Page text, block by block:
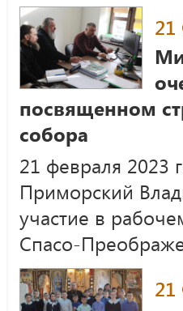
21
посвященном
собора
21 февраля 2023
Приморский
участие в
Спасо-
21